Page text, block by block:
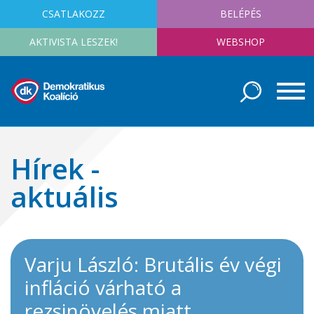
CSATLAKOZZ BELÉPÉS
AKTIVISTA LESZEK! WEBSHOP
Hírek -
aktuális
Varju László: Brutális év végi
infláció várható a